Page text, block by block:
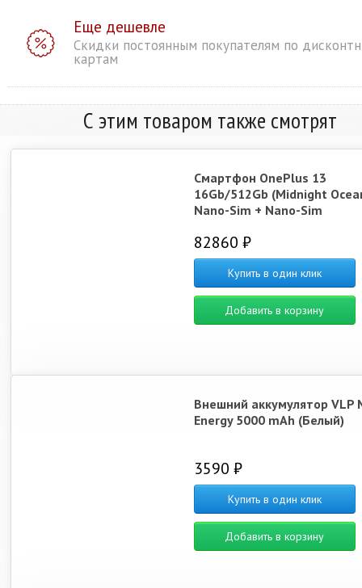
Еще дешевле
Скидки постоянным покупателям по
картам
С этим товаром также смотрят
Смартфон OnePlus 13
16Gb/512Gb (Midnight
Nano-Sim + Nano-Sim
82860 ₽
Купить в один клик
Добавить в корзину
Внешний аккумулятор VLP
Energy 5000 mAh (Белый)
3590 ₽
Купить в один клик
Добавить в корзину